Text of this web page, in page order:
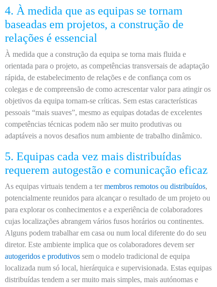
4. À medida que as equipas se tornam
baseadas em projetos, a construção de
relações é essencial
À medida que a construção da equipa se torna mais fluida e
orientada para o projeto, as competências transversais de adaptação
rápida, de estabelecimento de relações e de confiança com os
colegas e de compreensão de como acrescentar valor para atingir os
objetivos da equipa tornam-se críticas. Sem estas características
pessoais “mais suaves”, mesmo as equipas dotadas de excelentes
competências técnicas podem não ser muito produtivas ou
adaptáveis a novos desafios num ambiente de trabalho dinâmico.
5. Equipas cada vez mais distribuídas
requerem autogestão e comunicação eficaz
As equipas virtuais tendem a ter membros remotos ou distribuídos,
potencialmente reunidos para alcançar o resultado de um projeto ou
para explorar os conhecimentos e a experiência de colaboradores
cujas localizações abrangem vários fusos horários ou continentes.
Alguns podem trabalhar em casa ou num local diferente do do seu
diretor. Este ambiente implica que os colaboradores devem ser
autogeridos e produtivos sem o modelo tradicional de equipa
localizada num só local, hierárquica e supervisionada. Estas equipas
distribuídas tendem a ser muito mais simples, mais autónomas e